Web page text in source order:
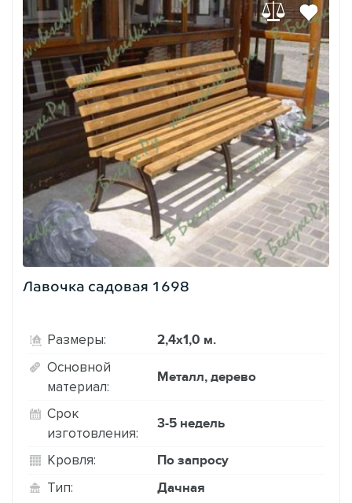
Лавочка садовая 1698
Размеры: 2,4х1,0 м.
Основной
материал:
Металл, дерево
Срок
изготовления:
3-5 недель
Кровля: По запросу
Тип: Дачная